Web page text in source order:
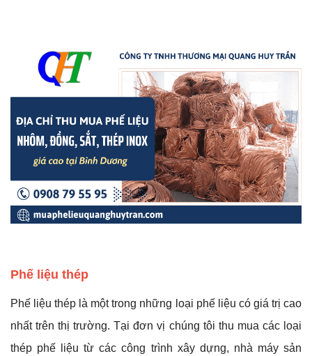
Phế liệu thép
Phế liệu thép là một trong những loại phế liệu có giá trị cao
nhất trên thị trường. Tại đơn vị chúng tôi thu mua các loại
thép phế liệu từ các công trình xây dựng, nhà máy sản